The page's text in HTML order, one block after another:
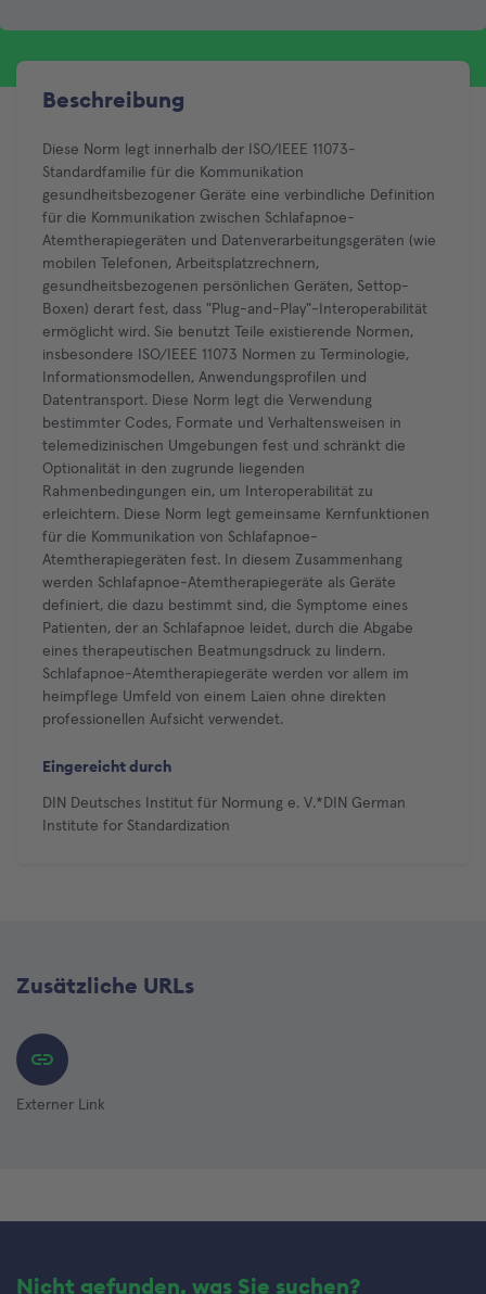
Beschreibung
Diese Norm legt innerhalb der ISO/IEEE 11073-
Standardfamilie für die Kommunikation
gesundheitsbezogener Geräte eine verbindliche Definition
für die Kommunikation zwischen Schlafapnoe-
Atemtherapiegeräten und Datenverarbeitungsgeräten (wie
mobilen Telefonen, Arbeitsplatzrechnern,
gesundheitsbezogenen persönlichen Geräten, Settop-
Boxen) derart fest, dass "Plug-and-Play"-Interoperabilität
ermöglicht wird. Sie benutzt Teile existierende Normen,
insbesondere ISO/IEEE 11073 Normen zu Terminologie,
Informationsmodellen, Anwendungsprofilen und
Datentransport. Diese Norm legt die Verwendung
bestimmter Codes, Formate und Verhaltensweisen in
telemedizinischen Umgebungen fest und schränkt die
Optionalität in den zugrunde liegenden
Rahmenbedingungen ein, um Interoperabilität zu
erleichtern. Diese Norm legt gemeinsame Kernfunktionen
für die Kommunikation von Schlafapnoe-
Atemtherapiegeräten fest. In diesem Zusammenhang
werden Schlafapnoe-Atemtherapiegeräte als Geräte
definiert, die dazu bestimmt sind, die Symptome eines
Patienten, der an Schlafapnoe leidet, durch die Abgabe
eines therapeutischen Beatmungsdruck zu lindern.
Schlafapnoe-Atemtherapiegeräte werden vor allem im
heimpflege Umfeld von einem Laien ohne direkten
professionellen Aufsicht verwendet.
Eingereicht durch
DIN Deutsches Institut für Normung e. V.*DIN German
Institute for Standardization
Zusätzliche URLs
Externer Link
Nicht gefunden, was Sie suchen?